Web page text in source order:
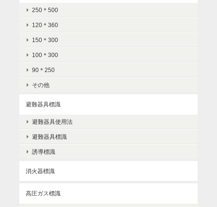
250＊500
120＊360
150＊300
100＊300
90＊250
その他
避難器具標識
避難器具使用法
避難器具標識
誘導標識
消火器標識
高圧ガス標識